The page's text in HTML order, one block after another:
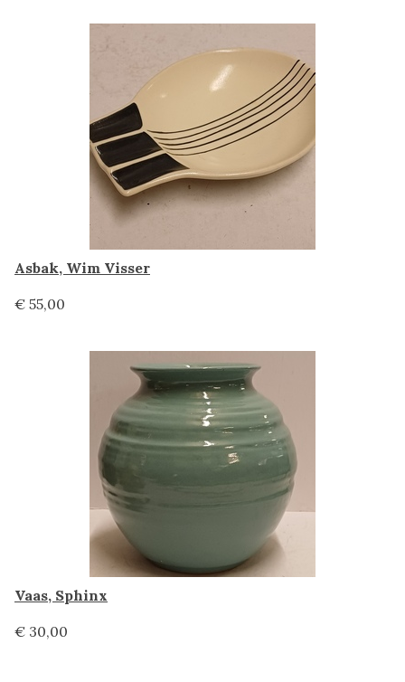
Asbak, Wim Visser
€ 55,00
Vaas, Sphinx
€ 30,00